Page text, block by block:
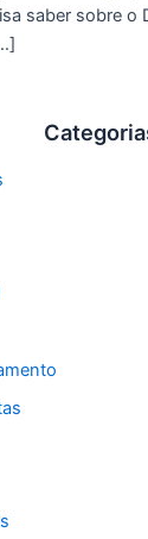
saber sobre o